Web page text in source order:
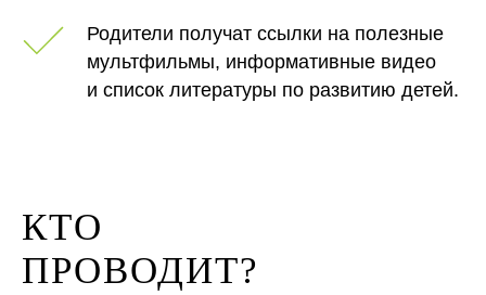
Родители получат ссылки на полезные
мультфильмы, информативные видео
и список литературы по развитию детей.
КТО
ПРОВОДИТ?